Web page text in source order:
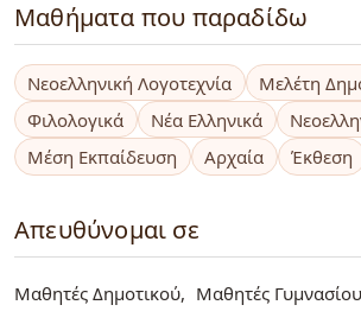
Μαθήματα που παραδίδω
Νεοελληνική Λογοτεχνία
Μελέτη
Φιλολογικά
Νέα Ελληνικά
Μέση Εκπαίδευση
Αρχαία Έκθεση
Απευθύνομαι σε
Μαθητές Δημοτικού
Μαθητές Γυμνασίου